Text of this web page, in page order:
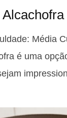
Média
é uma